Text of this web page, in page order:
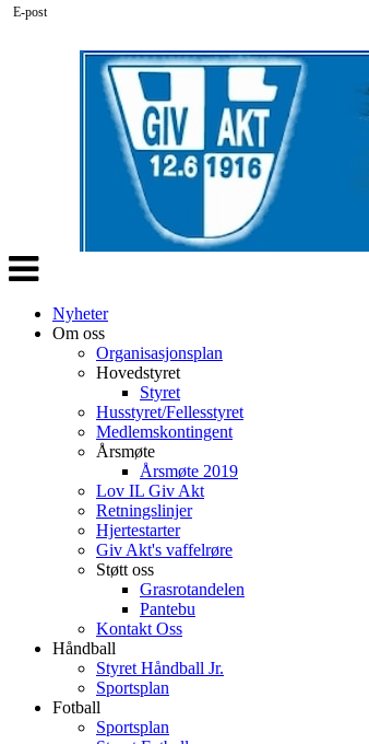
Veksle
navigasjon
Nyheter
Om oss
Organisasjonsplan
Hovedstyret
Styret
Husstyret/Fellesstyret
Medlemskontingent
Årsmøte
Årsmøte 2019
Lov IL Giv Akt
Retningslinjer
Hjertestarter
Giv Akt's vaffelrøre
Støtt oss
Grasrotandelen
Pantebu
Kontakt Oss
Håndball
Styret Håndball Jr.
Sportsplan
Fotball
Sportsplan
E-post